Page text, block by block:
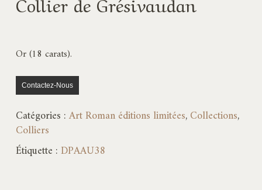
Or (18 carats).
Contactez-Nous
Catégories :Art Roman éditions limitées,Collections,
Colliers
Étiquette :DPAAU38